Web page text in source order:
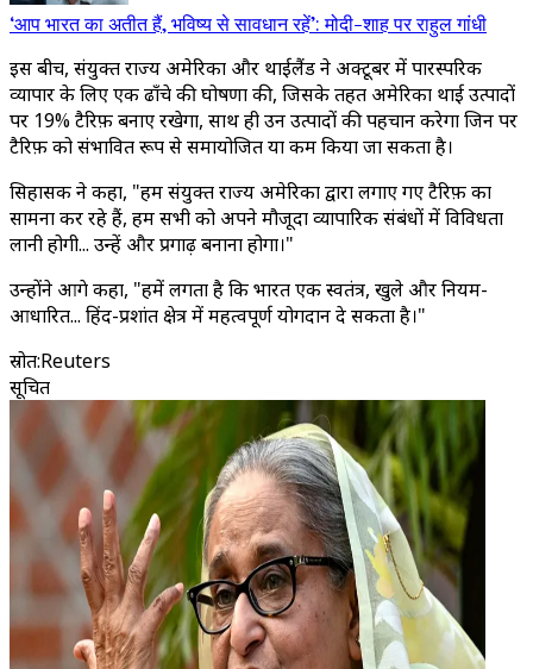
‘आप भारत का अतीत हैं, भविष्य से सावधान रहें’: मोदी-शाह पर राहुल गांधी
इस बीच, संयुक्त राज्य अमेरिका और थाईलैंड ने अक्टूबर में पारस्परिक
व्यापार के लिए एक ढाँचे की घोषणा की, जिसके तहत अमेरिका थाई उत्पादों
पर 19% टैरिफ़ बनाए रखेगा, साथ ही उन उत्पादों की पहचान करेगा जिन पर
टैरिफ़ को संभावित रूप से समायोजित या कम किया जा सकता है।
सिहासक ने कहा, "हम संयुक्त राज्य अमेरिका द्वारा लगाए गए टैरिफ़ का
सामना कर रहे हैं, हम सभी को अपने मौजूदा व्यापारिक संबंधों में विविधता
लानी होगी... उन्हें और प्रगाढ़ बनाना होगा।"
उन्होंने आगे कहा, "हमें लगता है कि भारत एक स्वतंत्र, खुले और नियम-
आधारित... हिंद-प्रशांत क्षेत्र में महत्वपूर्ण योगदान दे सकता है।"
स्रोत:Reuters
सूचित